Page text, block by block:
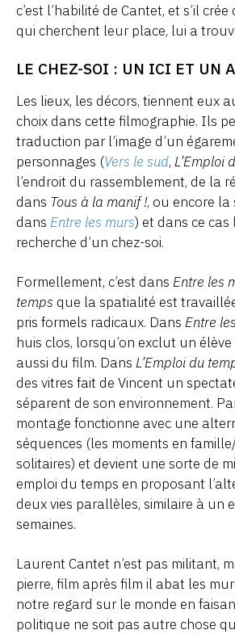
c’est l’habilité de Cantet, et s’il
qui cherchent leur place, lui a
LE CHEZ-SOI : UN ICI ET UN
Les lieux, les décors, tiennent eux
choix dans cette filmographie. Ils
traduction par l’image d’un
personnages (Vers le sud, L’Emploi
l’endroit du rassemblement, de la
dans Tous à la manif !, ou encore la
dans Entre les murs) et dans ce cas
recherche d’un chez-soi.
Formellement, c’est dans Entre les
temps que la spatialité est
pris formels radicaux. Dans Entre
huis clos, lorsqu’on exclut un élève
aussi du film. Dans L’Emploi du
des vitres fait de Vincent un
séparent de son environnement.
montage fonctionne avec une
séquences (les moments en
solitaires) et devient une sorte de
emploi du temps en proposant
deux vies parallèles, similaire à un
semaines.
Laurent Cantet n’est pas militant,
pierre, film après film il abat les
notre regard sur le monde en
politique ne soit pas autre chose